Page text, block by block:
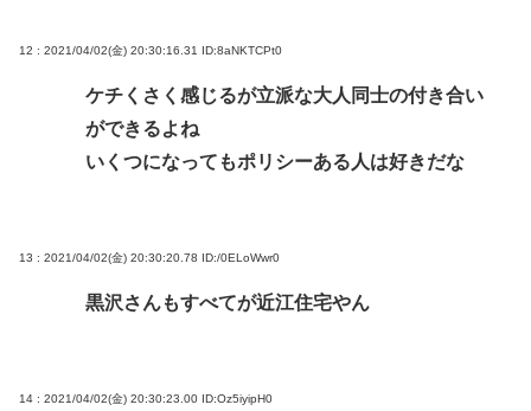
12 : 2021/04/02(金) 20:30:16.31 ID:8aNKTCPt0
ケチくさく感じるが立派な大人同士の付き合い
ができるよね
いくつになってもポリシーある人は好きだな
13 : 2021/04/02(金) 20:30:20.78 ID:/0ELoWwr0
黒沢さんもすべてが近江住宅やん
14 : 2021/04/02(金) 20:30:23.00 ID:Oz5iyipH0